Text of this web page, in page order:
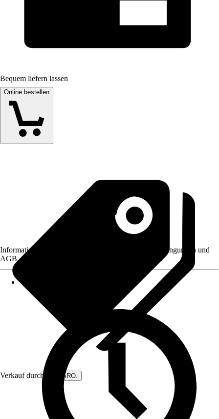
Bequem liefern lassen
Online bestellen
Verkauf durch: DIWARO.
Informationen des Verkäufers, wie z. B. Rückgabebedingungen und
AGB, finden Sie bei Klick auf den Verkäufernamen.